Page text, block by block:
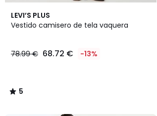
LEVI’S PLUS
Vestido camisero de tela vaquera
78.99 € 68.72 € -13%
5
/
5
/